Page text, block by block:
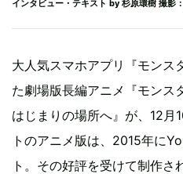
インタビュー・テキスト by 杉原環樹 撮影
大人気スマホアプリ『モンス
た劇場版長編アニメ『モンス
はじまりの場所へ』が、12月
トのアニメ版は、2015年に
ト。その好評を受けて制作